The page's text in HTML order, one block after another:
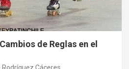
de Reglas en el
Rodríguez Cáceres